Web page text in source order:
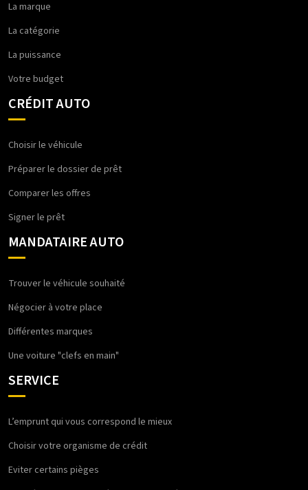
La marque
La catégorie
La puissance
Votre budget
CRÉDIT AUTO
Choisir le véhicule
Préparer le dossier de prêt
Comparer les offres
Signer le prêt
MANDATAIRE AUTO
Trouver le véhicule souhaité
Négocier à votre place
Différentes marques
Une voiture "clefs en main"
SERVICE
L’emprunt qui vous correspond le mieux
Choisir votre organisme de crédit
Eviter certains pièges